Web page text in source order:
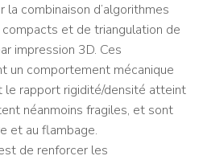
combinaison d’algorithmes
et de triangulation de
impression 3D. Ces
un comportement mécanique
le rapport rigidité/densité atteint
néanmoins fragiles, et sont
et au flambage.
de renforcer les